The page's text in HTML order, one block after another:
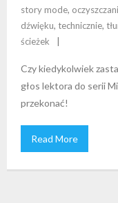
story mode,
dźwięku, technicznie,
ścieżek
Czy kiedykolwiek
głos lektora do serii
przekonać!
Read More